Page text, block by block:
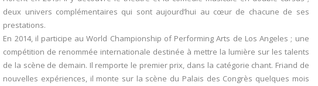
deux univers complémentaires qui sont aujourd’hui au cœur de chacune de ses
prestations.
En 2014, il participe au World Championship of Performing Arts de Los Angeles ; une
compétition de renommée internationale destinée à mettre la lumière sur les talents
de la scène de demain. Il remporte le premier prix, dans la catégorie chant. Friand de
nouvelles expériences, il monte sur la scène du Palais des Congrès quelques mois